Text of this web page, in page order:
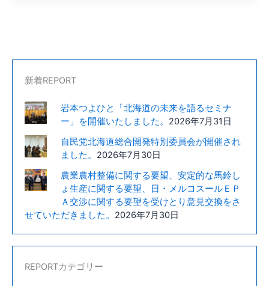
さ
ま
し
た。
新着REPORT
岩本つよひと「北海道の未来を語るセミナ
ー」を開催いたしました。
2026年7月31日
自民党北海道総合開発特別委員会が開催され
ました。
2026年7月30日
農業農村整備に関する要望、安定的な馬鈴し
ょ生産に関する要望、日・メルコスールＥＰ
Ａ交渉に関する要望を受けとり意見交換をさ
せていただきました。 2026年7月30日
REPORTカテゴリー